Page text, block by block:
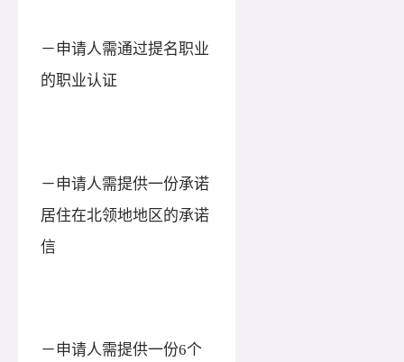
－申请人需通过提名职业
的职业认证
－申请人需提供一份承诺
居住在北领地地区的承诺
信
－申请人需提供一份6个